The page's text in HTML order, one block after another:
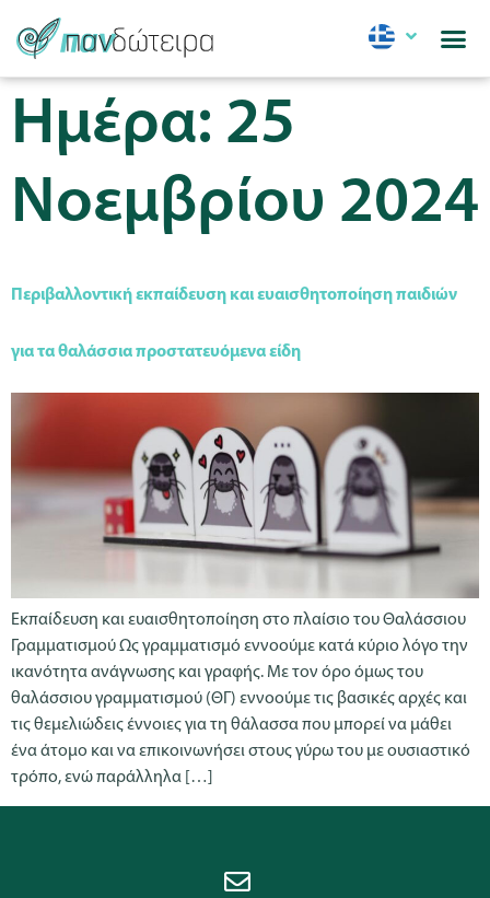
Ημέρα: 25
Νοεμβρίου 2024
Περιβαλλοντική εκπαίδευση και ευαισθητοποίηση παιδιών
για τα θαλάσσια προστατευόμενα είδη
Εκπαίδευση και ευαισθητοποίηση στο πλαίσιο του Θαλάσσιου
Γραμματισμού Ως γραμματισμό εννοούμε κατά κύριο λόγο την
ικανότητα ανάγνωσης και γραφής. Με τον όρο όμως του
θαλάσσιου γραμματισμού (ΘΓ) εννοούμε τις βασικές αρχές και
τις θεμελιώδεις έννοιες για τη θάλασσα που μπορεί να μάθει
ένα άτομο και να επικοινωνήσει στους γύρω του με ουσιαστικό
τρόπο, ενώ παράλληλα […]